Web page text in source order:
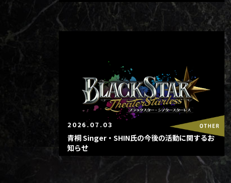
2026.07.03
青桐 Singer・SHIN氏の今後の活動に関するお
知らせ